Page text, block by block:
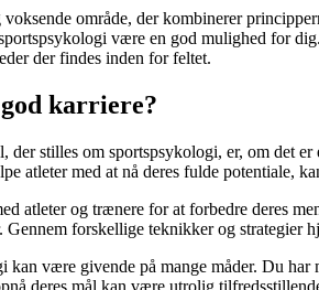
område, der kombinerer
være en god mulighed for
der findes inden for feltet.
karriere?
der stilles om sportspsykologi, er, om det
atleter med at nå deres fulde potentiale,
atleter og trænere for at forbedre deres
Gennem forskellige teknikker og
kan være givende på mange måder. Du
deres mål kan være utrolig